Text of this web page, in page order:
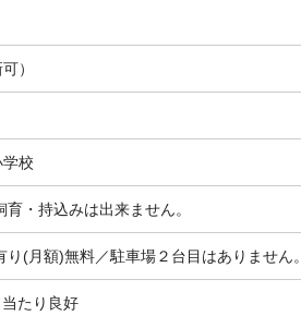
）
校
・持込みは出来ません。
り(月額)無料／駐車場２台目はありません。
たり良好